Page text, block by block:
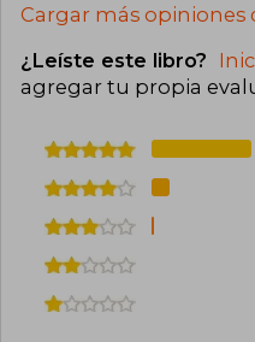
Cargar más opiniones
¿Leíste este libro?
agregar tu propia